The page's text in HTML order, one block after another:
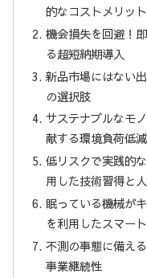
的なコストメリット
機会損失を回避！
る超短納期導入
新品市場にはない
の選択肢
サステナブルなモ
献する環境負荷低減
低リスクで実践的
用した技術習得と
眠っている機械が
を利用したスマー
不測の事態に備え
事業継続性